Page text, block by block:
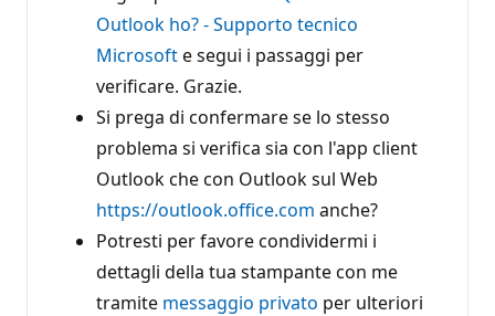
Outlook ho? - Supporto tecnico
Microsofte segui i passaggi per
verificare. Grazie.
Si prega di confermare se lo stesso
problema si verifica sia con l'app client
Outlook che con Outlook sul Web
https://outlook.office.com anche?
Potresti per favore condividermi i
dettagli della tua stampante con me
tramite messaggio privato per ulteriori